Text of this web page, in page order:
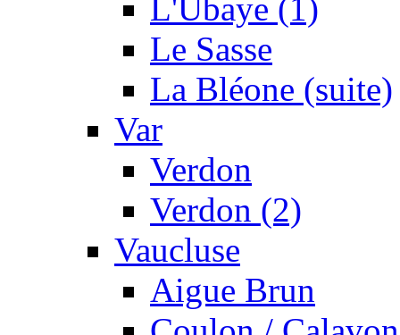
L'Ubaye (1)
Le Sasse
La Bléone (suite)
Var
Verdon
Verdon (2)
Vaucluse
Aigue Brun